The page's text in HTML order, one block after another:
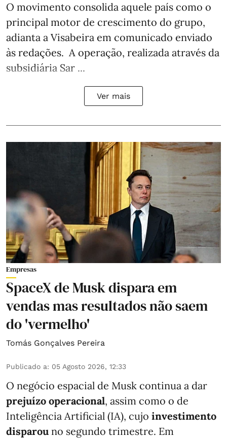
O movimento consolida aquele país como o
principal motor de crescimento do grupo,
adianta a Visabeira em comunicado enviado
às redações. A operação, realizada através da
subsidiária Sar ...
Ver mais
Empresas
SpaceX de Musk dispara em
vendas mas resultados não saem
do 'vermelho'
Tomás Gonçalves Pereira
Publicado a: 05 Agosto 2026, 12:33
O negócio espacial de Musk continua a dar
prejuízo operacional, assim como o de
Inteligência Artificial (IA), cujo investimento
disparou no segundo trimestre. Em